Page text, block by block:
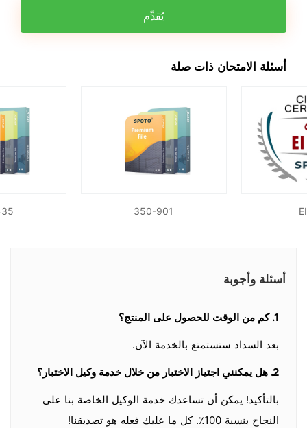
يُقدِّم
أسئلة الامتحان ذات صلة
350-901
أسئلة وأجوبة
1. كم من الوقت للحصول على المنتج؟
بعد السداد ستستمتع بالخدمة الآن.
2. هل يمكنني اجتياز الاختبار من خلال خدمة وكيل الاختبار؟
بالتأكيد! يمكن أن تساعدك خدمة الوكيل الخاصة بنا على
النجاح بنسبة 100٪. كل ما عليك فعله هو تصديقنا!